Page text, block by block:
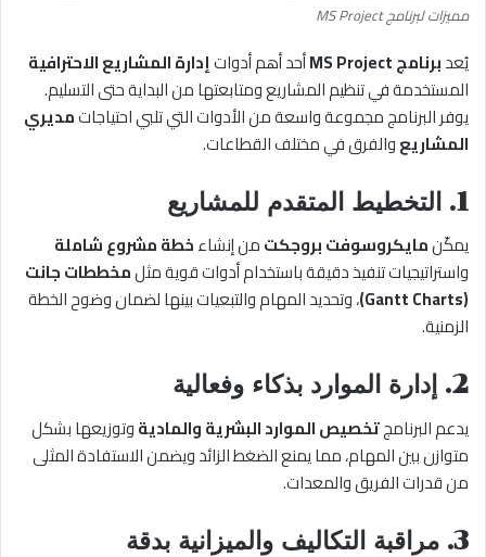
مميزات لبرنامج MS Project
يُعدبرنامج MS Project أحد أهم أدواتإدارة المشاريع الاحترافية
المستخدمة في تنظيم المشاريع ومتابعتها من البداية حتى التسليم.
يوفر البرنامج مجموعة واسعة من الأدوات التي تلبي احتياجاتمديري
المشاريعوالفرق في مختلف القطاعات.
1. التخطيط المتقدم للمشاريع
يمكّنمايكروسوفت بروجكتمن إنشاءخطة مشروع شاملة
واستراتيجيات تنفيذ دقيقة باستخدام أدوات قوية مثلمخططات جانت
(Gantt Charts)
، وتحديد المهام والتبعيات بينها لضمان وضوح الخطة
الزمنية.
2. إدارة الموارد بذكاء وفعالية
يدعم البرنامجتخصيص الموارد البشرية والماديةوتوزيعها بشكل
متوازن بين المهام، مما يمنع الضغط الزائد ويضمن الاستفادة المثلى
من قدرات الفريق والمعدات.
3. مراقبة التكاليف والميزانية بدقة